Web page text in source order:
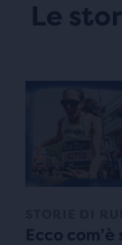
Le
Ecco